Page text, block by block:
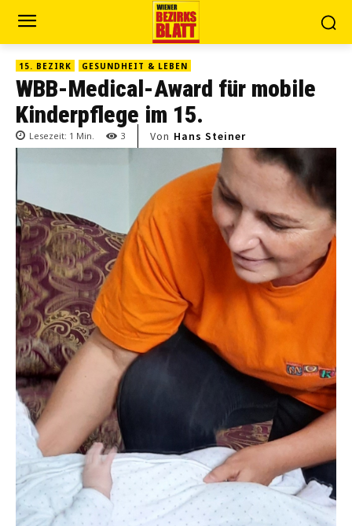
15. BEZIRK GESUNDHEIT & LEBEN
WBB-Medical-Award für mobile
Kinderpflege im 15.
Lesezeit: 1 Min. 3 Von Hans Steiner